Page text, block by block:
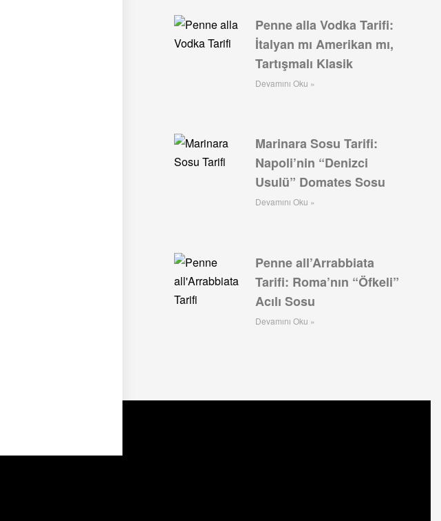
Penne alla Vodka Tarifi:
İtalyan mı Amerikan mı,
Tartışmalı Klasik
Devamını Oku »
Marinara Sosu Tarifi:
Napoli’nin “Denizci
Usulü” Domates Sosu
Devamını Oku »
Penne all’Arrabbiata
Tarifi: Roma’nın “Öfkeli”
Acılı Sosu
Devamını Oku »